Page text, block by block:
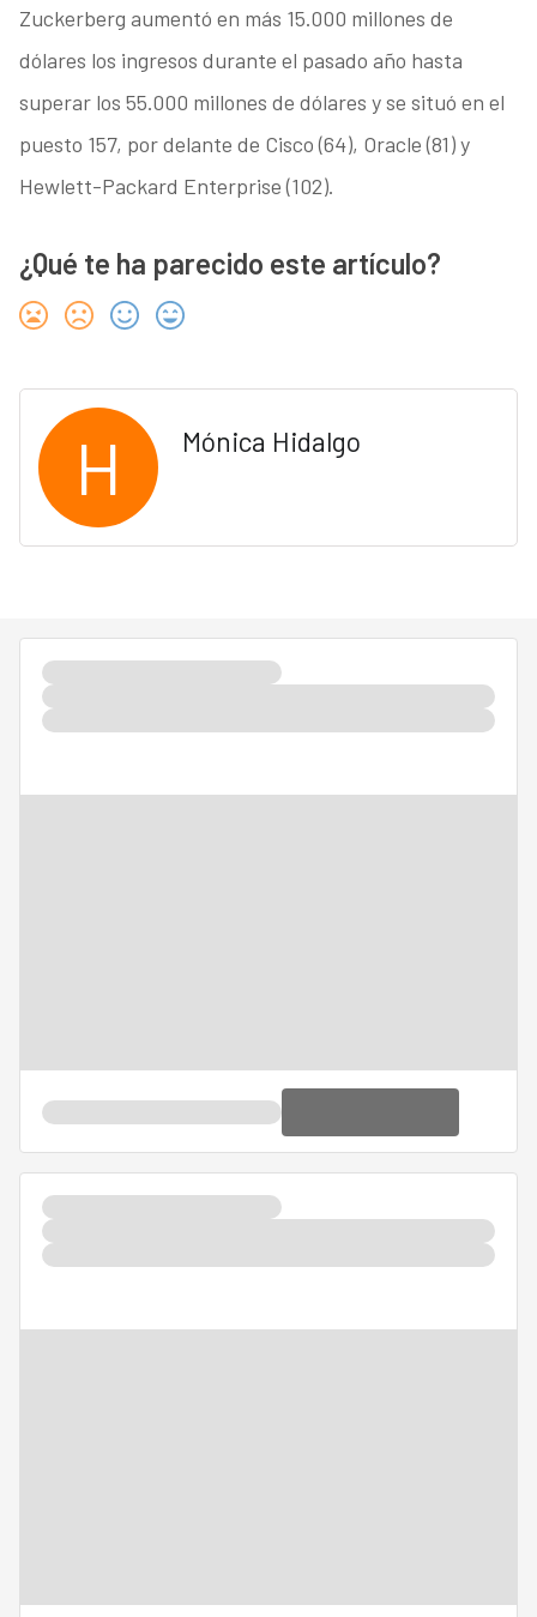
Zuckerberg aumentó en más 15.000 millones de
dólares los ingresos durante el pasado año hasta
superar los 55.000 millones de dólares y se situó en el
puesto 157, por delante de Cisco (64), Oracle (81) y
Hewlett-Packard Enterprise (102).
¿Qué te ha parecido este artículo?
H Mónica Hidalgo